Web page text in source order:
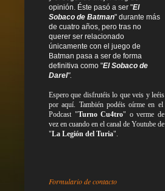
opinión. Éste pasó a ser "El
Sobaco de Batman" durante más
de cuatro años, pero tras no
querer ser relacionado
únicamente con el juego de
Batman pasa a ser de forma
definitiva como "El Sobaco de
Darel".
Espero que disfrutéis lo queveis yleéis
por aquí. También podéis oírme en el
Podcast "Turno Cu4tro" o verme de
vez en cuando en el canal de Youtube de
"La Legión del Turia".
Formulario de contacto